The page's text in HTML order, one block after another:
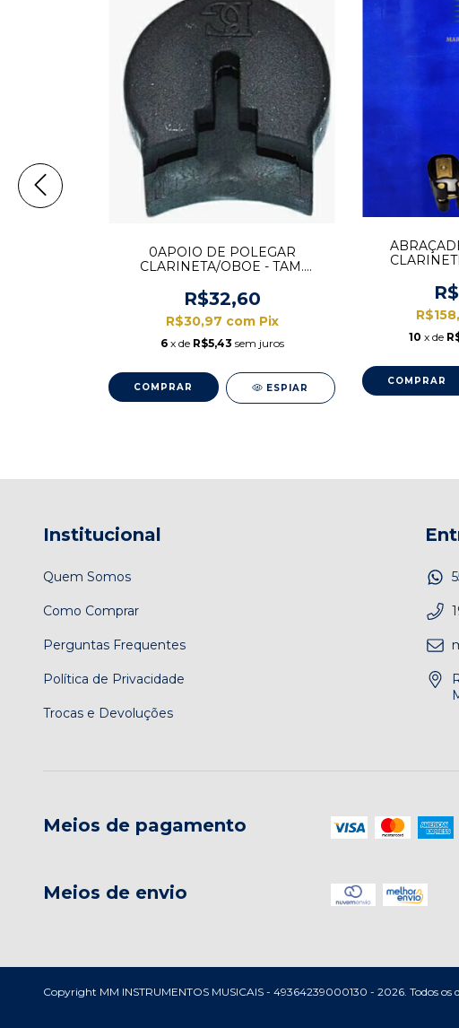
0APOIO DE POLEGAR
CLARINETA/OBOE - TAM.
R$32,60
R$30,97 com Pix
6 x de R$5,43 sem juros
ESPIAR
10 x de
Institucional
Quem Somos
Como Comprar
Perguntas Frequentes
Política de Privacidade
Trocas e Devoluções
Meios de pagamento
Meios de envio
Copyright MM INSTRUMENTOS MUSICAIS - 49364239000130 - 2026. Todos os